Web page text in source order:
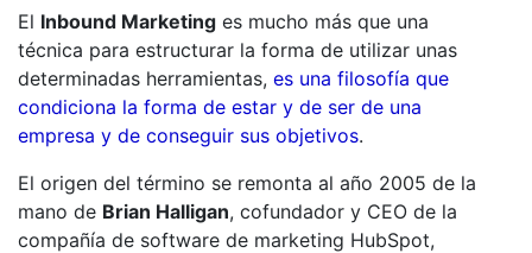
El Inbound Marketing es mucho más que una
técnica para estructurar la forma de utilizar unas
determinadas herramientas, es una filosofía que
condiciona la forma de estar y de ser de una
empresa y de conseguir sus objetivos.
El origen del término se remonta al año 2005 de la
mano de Brian Halligan, cofundador y CEO de la
compañía de software de marketing HubSpot,